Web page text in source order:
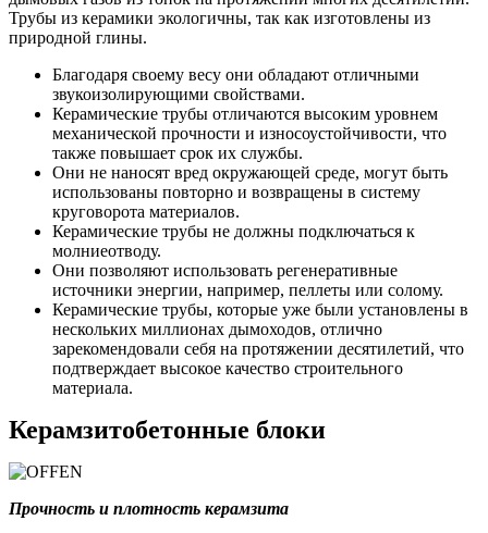
Трубы из керамики экологичны, так как изготовлены из
природной глины.
Благодаря своему весу они обладают отличными
звукоизолирующими свойствами.
Керамические трубы отличаются высоким уровнем
механической прочности и износоустойчивости, что
также повышает срок их службы.
Они не наносят вред окружающей среде, могут быть
использованы повторно и возвращены в систему
круговорота материалов.
Керамические трубы не должны подключаться к
молниеотводу.
Они позволяют использовать регенеративные
источники энергии, например, пеллеты или солому.
Керамические трубы, которые уже были установлены в
нескольких миллионах дымоходов, отлично
зарекомендовали себя на протяжении десятилетий, что
подтверждает высокое качество строительного
материала.
Керамзитобетонные блоки
Прочность и плотность керамзита